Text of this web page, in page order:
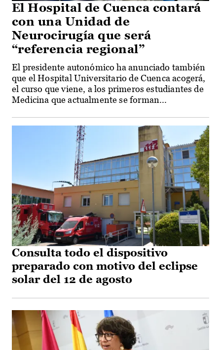
El Hospital de Cuenca contará
con una Unidad de
Neurocirugía que será
“referencia regional”
El presidente autonómico ha anunciado también
que el Hospital Universitario de Cuenca acogerá,
el curso que viene, a los primeros estudiantes de
Medicina que actualmente se forman...
Consulta todo el dispositivo
preparado con motivo del eclipse
solar del 12 de agosto